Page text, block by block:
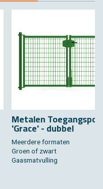
Me­ta­len
'Grace' - dub­bel
Meer­de­re for­ma­ten
Groen of zwart
Gaas­mat­vul­ling